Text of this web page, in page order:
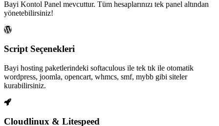
Bayi Kontol Panel mevcuttur. Tüm hesaplarınızı tek panel altından
yönetebilirsiniz!
Script Seçenekleri
Bayi hosting paketlerindeki softaculous ile tek tık ile otomatik
wordpress, joomla, opencart, whmcs, smf, mybb gibi siteler
kurabilirsiniz.
Cloudlinux & Litespeed